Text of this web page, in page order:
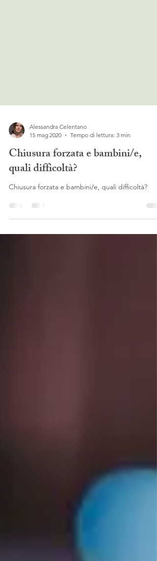
15 mag 2020
Tempo di lettura: 3 min
Chiusura forzata e bambini/e,
quali difficoltà?
Chiusura forzata e bambini/e, quali difficoltà?